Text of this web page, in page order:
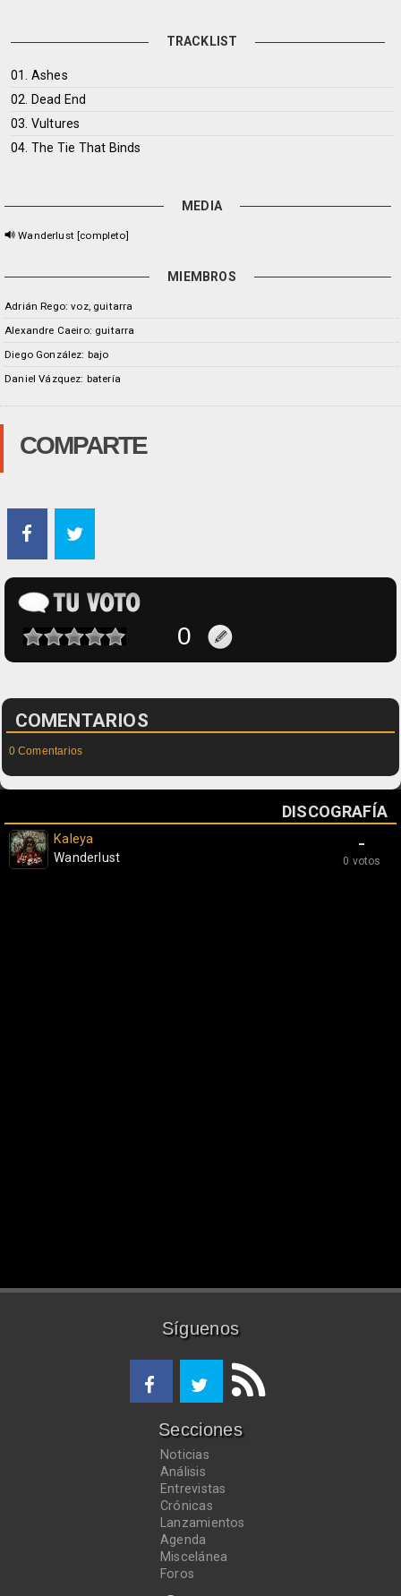
TRACKLIST
01. Ashes
02. Dead End
03. Vultures
04. The Tie That Binds
MEDIA
Wanderlust [completo]
MIEMBROS
Adrián Rego: voz, guitarra
Alexandre Caeiro: guitarra
Diego González: bajo
Daniel Vázquez: batería
COMPARTE
COMENTARIOS
0 Comentarios
DISCOGRAFÍA
-
0 votos
Kaleya
Wanderlust
Síguenos
Secciones
Noticias
Análisis
Entrevistas
Crónicas
Lanzamientos
Agenda
Miscelánea
Foros